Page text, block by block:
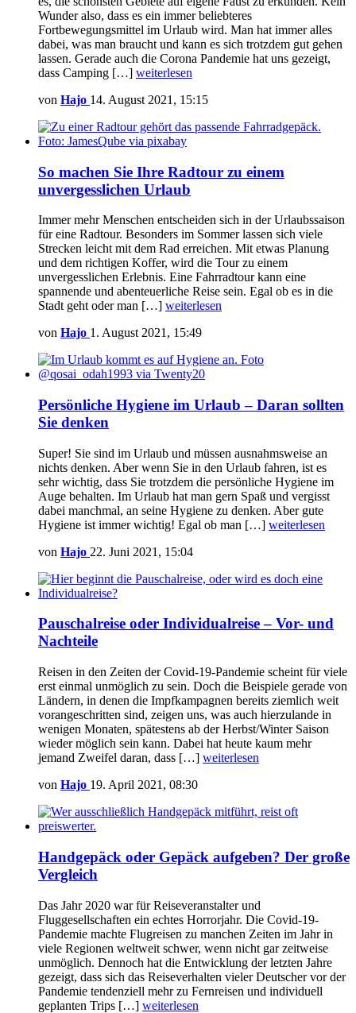
Wunder also, dass es ein immer beliebteres
Fortbewegungsmittel im Urlaub wird. Man hat immer alles
dabei, was man braucht und kann es sich trotzdem gut gehen
lassen. Gerade auch die Corona Pandemie hat uns gezeigt,
dass Camping […] weiterlesen
von Hajo 14. August 2021, 15:15
So machen Sie Ihre Radtour zu einem
unvergesslichen Urlaub
Immer mehr Menschen entscheiden sich in der Urlaubssaison
für eine Radtour. Besonders im Sommer lassen sich viele
Strecken leicht mit dem Rad erreichen. Mit etwas Planung
und dem richtigen Koffer, wird die Tour zu einem
unvergesslichen Erlebnis. Eine Fahrradtour kann eine
spannende und abenteuerliche Reise sein. Egal ob es in die
Stadt geht oder man […] weiterlesen
von Hajo 1. August 2021, 15:49
Persönliche Hygiene im Urlaub – Daran sollten
Sie denken
Super! Sie sind im Urlaub und müssen ausnahmsweise an
nichts denken. Aber wenn Sie in den Urlaub fahren, ist es
sehr wichtig, dass Sie trotzdem die persönliche Hygiene im
Auge behalten. Im Urlaub hat man gern Spaß und vergisst
dabei manchmal, an seine Hygiene zu denken. Aber gute
Hygiene ist immer wichtig! Egal ob man […] weiterlesen
von Hajo 22. Juni 2021, 15:04
Pauschalreise oder Individualreise – Vor- und
Nachteile
Reisen in den Zeiten der Covid-19-Pandemie scheint für viele
erst einmal unmöglich zu sein. Doch die Beispiele gerade von
Ländern, in denen die Impfkampagnen bereits ziemlich weit
vorangeschritten sind, zeigen uns, was auch hierzulande in
wenigen Monaten, spätestens ab der Herbst/Winter Saison
wieder möglich sein kann. Dabei hat heute kaum mehr
jemand Zweifel daran, dass […] weiterlesen
von Hajo 19. April 2021, 08:30
Handgepäck oder Gepäck aufgeben? Der große
Vergleich
Das Jahr 2020 war für Reiseveranstalter und
Fluggesellschaften ein echtes Horrorjahr. Die Covid-19-
Pandemie machte Flugreisen zu manchen Zeiten im Jahr in
viele Regionen weltweit schwer, wenn nicht gar zeitweise
unmöglich. Dennoch hat die Entwicklung der letzten Jahre
gezeigt, dass sich das Reiseverhalten vieler Deutscher vor der
Pandemie tendenziell mehr zu Fernreisen und individuell
geplanten Trips […] weiterlesen